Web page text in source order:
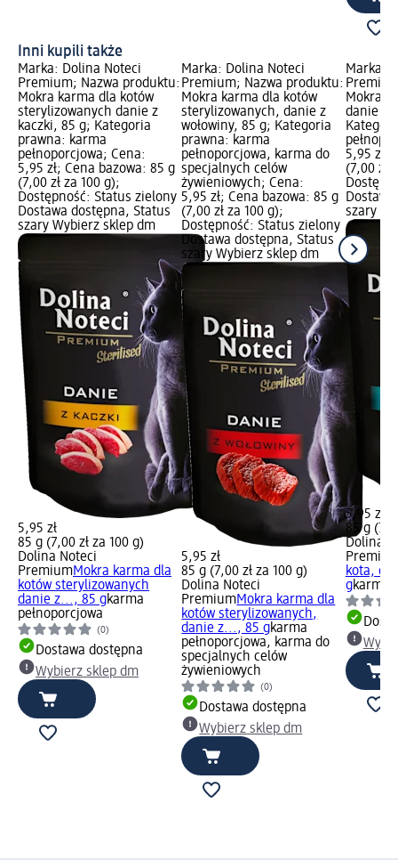
Inni kupili także
Marka: Dolina Noteci
Premium; Nazwa produktu:
Mokra karma dla kotów
sterylizowanych danie z
kaczki, 85 g; Kategoria
prawna: karma
pełnoporcjowa; Cena:
5,95 zł; Cena bazowa: 85 g
(7,00 zł za 100 g);
Dostępność: Status zielony
Dostawa dostępna, Status
szary Wybierz sklep dm
5,95 zł
85 g (7,00 zł za 100 g)
Dolina Noteci
PremiumMokra karma dla
kotów sterylizowanych
danie z..., 85 gkarma
pełnoporcjowa
(0)
Dostawa dostępna
Wybierz sklep dm
Marka: Dolina Noteci
Premium; Nazwa produktu:
Mokra karma dla kotów
sterylizowanych, danie z
wołowiny, 85 g; Kategoria
prawna: karma
pełnoporcjowa, karma do
specjalnych celów
żywieniowych; Cena:
5,95 zł; Cena bazowa: 85 g
(7,00 zł za 100 g);
Dostępność: Status zielony
Dostawa dostępna, Status
szary Wybierz sklep dm
5,95 zł
85 g (7,00 zł za 100 g)
Dolina Noteci
PremiumMokra karma dla
kotów sterylizowanych,
danie z..., 85 gkarma
pełnoporcjowa, karma do
specjalnych celów
żywieniowych
(0)
Dostawa dostępna
Wybierz sklep dm
Marka:
Mokra
danie z
5,95 zł;
(7,00 zł
szary
5,95 zł
85 g
Dolina
kota,
gkarma